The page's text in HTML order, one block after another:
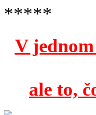
*****
V
ale to,